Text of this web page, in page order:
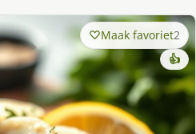
Maak favoriet2
👍